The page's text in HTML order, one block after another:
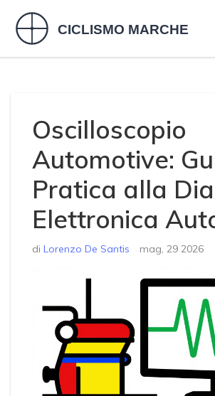
Oscilloscopio
Automotive:
Pratica alla
Elettronica
di Lorenzo De Santis mag, 29 2026